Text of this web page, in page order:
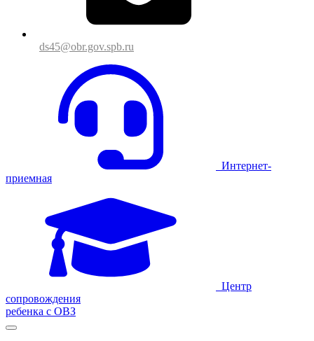
ds45@obr.gov.spb.ru
Интернет-
приемная
Центр
сопровождения
ребенка с ОВЗ